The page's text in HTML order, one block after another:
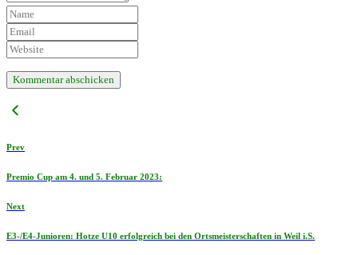
Prev
Premio Cup am 4. und 5. Februar 2023:
Next
E3-/E4-Junioren: Hotze U10 erfolgreich bei den Ortsmeisterschaften in Weil i.S.